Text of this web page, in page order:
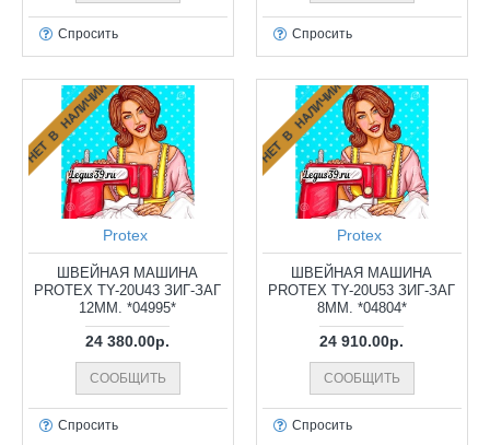
Спросить Спросить
НЕТ В НАЛИЧИИ
Protex
ШВЕЙНАЯ МАШИНА
PROTEX TY-20U43 ЗИГ-ЗАГ
12ММ. *04995*
24 380.00р.
СООБЩИТЬ
Спросить
НЕТ В НАЛИЧИИ
Protex
ШВЕЙНАЯ МАШИНА
PROTEX TY-20U53 ЗИГ-ЗАГ
8ММ. *04804*
24 910.00р.
СООБЩИТЬ
Спросить